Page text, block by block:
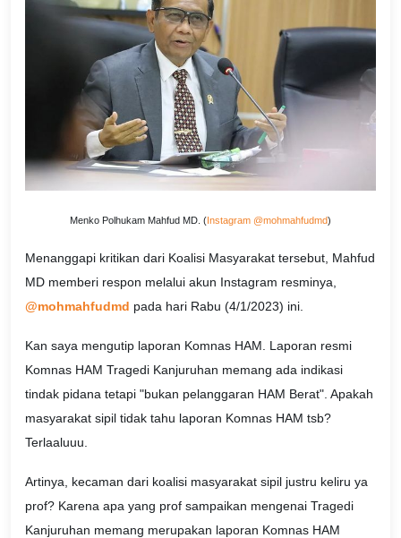
Menko Polhukam Mahfud MD. (Instagram @mohmahfudmd)
Menanggapi kritikan dari Koalisi Masyarakat tersebut, Mahfud
MD memberi respon melalui akun Instagram resminya,
@mohmahfudmd pada hari Rabu (4/1/2023) ini.
Kan saya mengutip laporan Komnas HAM. Laporan resmi
Komnas HAM Tragedi Kanjuruhan memang ada indikasi
tindak pidana tetapi "bukan pelanggaran HAM Berat". Apakah
masyarakat sipil tidak tahu laporan Komnas HAM tsb?
Terlaaluuu.
Artinya, kecaman dari koalisi masyarakat sipil justru keliru ya
prof? Karena apa yang prof sampaikan mengenai Tragedi
Kanjuruhan memang merupakan laporan Komnas HAM